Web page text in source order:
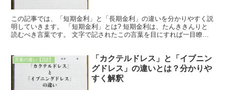
この記事では、「短期金利」と「長期金利」の違いを分かりやすく説
明していきます。 「短期金利」とは? 短期金利は、たんききんりと
読むべき言葉です。 文字で記されたこの言葉を目にすれば一目瞭然
言葉の違い【2語】
「カクテルドレス」と「イブニン
グドレス」の違いとは？分かりや
すく解釈